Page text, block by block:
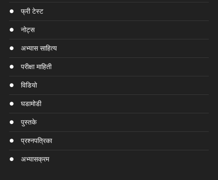
फ्री टेस्ट
नोट्स
अभ्यास साहित्य
परीक्षा माहिती
विडियो
घडामोडी
पुस्तके
प्रश्नपत्रिका
अभ्यासक्रम